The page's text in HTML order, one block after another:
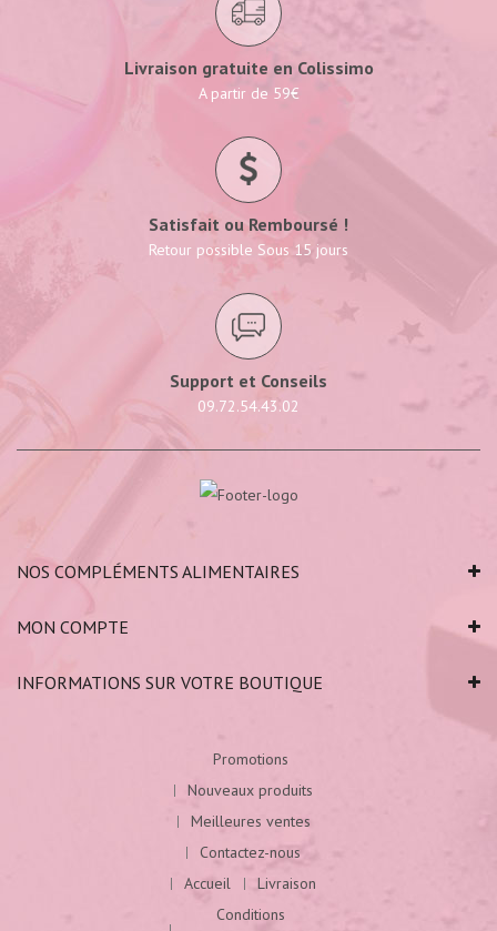
Livraison gratuite en Colissimo
A partir de 59€
Satisfait ou Remboursé !
Retour possible Sous 15 jours
Support et Conseils
09.72.54.43.02
NOS COMPLÉMENTS ALIMENTAIRES
MON COMPTE
INFORMATIONS SUR VOTRE BOUTIQUE
Promotions
Nouveaux produits
Meilleures ventes
Contactez-nous
Accueil
Livraison
Conditions